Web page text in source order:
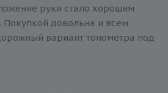
руки стало хорошим
довольна и всем
вариант тонометра под